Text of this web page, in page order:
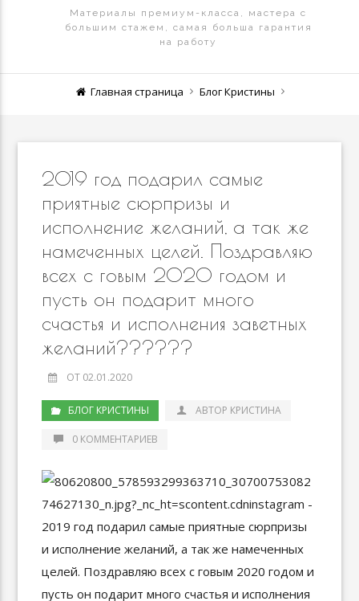
Материалы премиум-класса, мастера с
большим стажем, самая больша гарантия
на работу
Главная страница Блог Кристины
2019 год подарил самые
приятные сюрпризы и
исполнение желаний, а так же
намеченных целей. Поздравляю
всех с говым 2020 годом и
пусть он подарит много
счастья и исполнения заветных
желаний??????
ОТ 02.01.2020
БЛОГ КРИСТИНЫ АВТОР КРИСТИНА
0 КОММЕНТАРИЕВ